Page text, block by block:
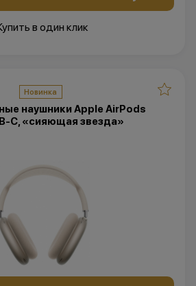
в один клик
Новинка
наушники Apple AirPods
C, «сияющая звезда»